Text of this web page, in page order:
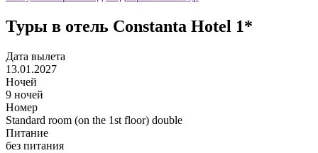
Туры в отель Constanta Hotel 1*
Дата вылета
13.01.2027
Ночей
9 ночей
Номер
Standard room (on the 1st floor) double
Питание
без питания